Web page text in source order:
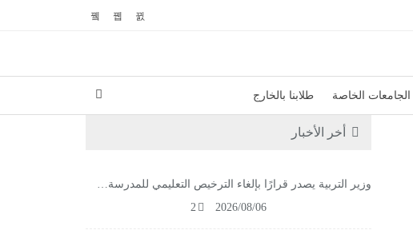
الجامعات الخاصة طلابنا بالخارج
أخر الأخبار
وزير التربية يصدر قرارًا بإلغاء الترخيص التعليمي للمدرسة…
2026/08/06
2